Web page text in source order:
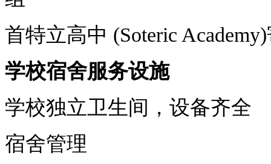
首特立高中 (Soteric Academy)
学校宿舍服务设施
学校独立卫生间，设备齐全
宿舍管理